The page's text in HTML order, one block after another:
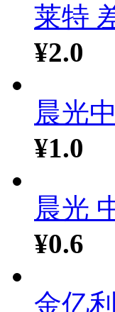
莱特
¥2.0
晨光
¥1.0
晨光
¥0.6
金亿